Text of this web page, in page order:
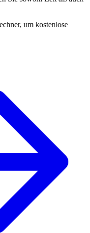
um kostenlose